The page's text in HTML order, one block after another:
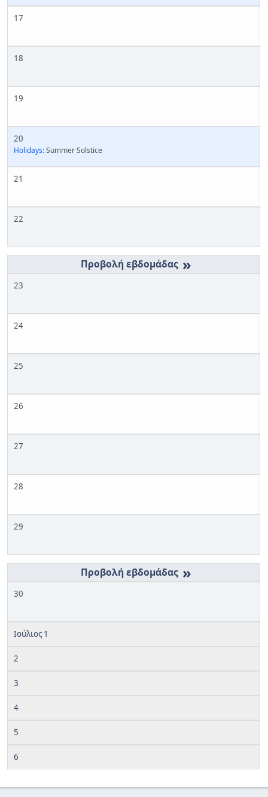
17
18
19
20
Holidays:Summer Solstice
21
22
»
23
24
25
26
27
28
29
»
30
Ιούλιος 1
2
3
4
5
6